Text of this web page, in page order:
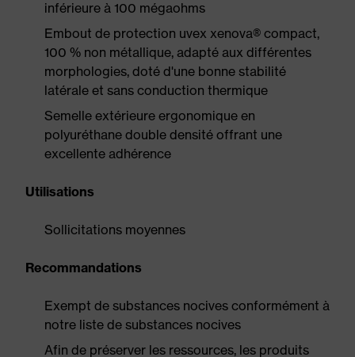
inférieure à 100 mégaohms
Embout de protection uvex xenova® compact,
100 % non métallique, adapté aux différentes
morphologies, doté d'une bonne stabilité
latérale et sans conduction thermique
Semelle extérieure ergonomique en
polyuréthane double densité offrant une
excellente adhérence
Utilisations
Sollicitations moyennes
Recommandations
Exempt de substances nocives conformément à
notre liste de substances nocives
Afin de préserver les ressources, les produits